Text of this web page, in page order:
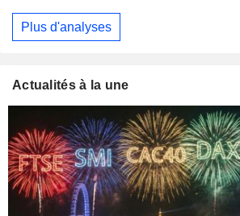
Plus d'analyses
Actualités à la une